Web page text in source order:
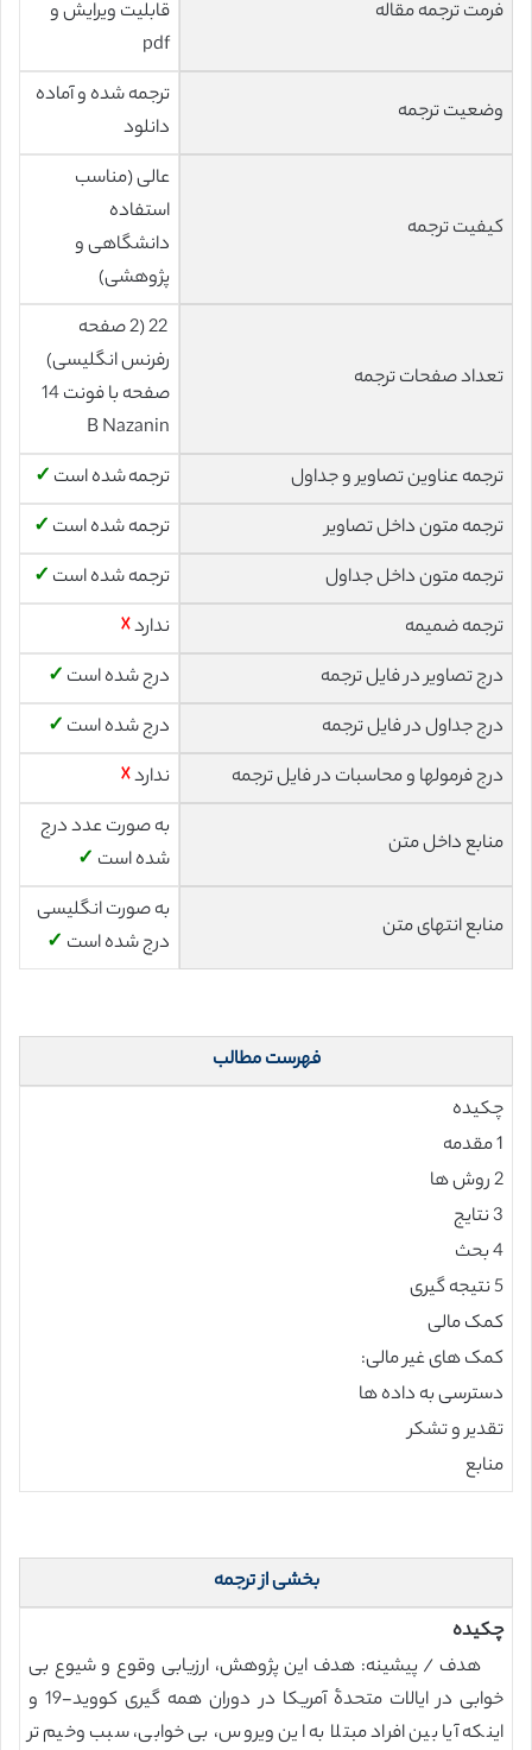
فرمت ترجمه مقاله
قابلیت ویرایش و
pdf
وضعیت ترجمه
ترجمه شده و آماده
دانلود
کیفیت ترجمه
عالی (مناسب
استفاده
دانشگاهی و
پژوهشی)
تعداد صفحات ترجمه
22 (2 صفحه
رفرنس انگلیسی)
صفحه با فونت 14
B Nazanin
ترجمه عناوین تصاویر و جداول
ترجمه شده است ✓
ترجمه متون داخل تصاویر
ترجمه شده است ✓
ترجمه متون داخل جداول
ترجمه شده است ✓
ترجمه ضمیمه
ندارد☓
درج تصاویر در فایل ترجمه
درج شده است ✓
درج جداول در فایل ترجمه
درج شده است ✓
درج فرمولها و محاسبات در فایل ترجمه
ندارد☓
منابع داخل متن
به صورت عدد درج
شده است ✓
منابع انتهای متن
به صورت انگلیسی
درج شده است ✓
فهرست مطالب
چکیده
1 مقدمه
2 روش ها
3 نتایج
4 بحث
5 نتیجه گیری
کمک مالی
کمک های غیر مالی:
دسترسی به داده ها
تقدیر و تشکر
منابع
بخشی از ترجمه
چکیده
هدف / پیشینه: هدف این پژوهش، ارزیابی وقوع و شیوع بی
خوابی در ایالات متحدۀ آمریکا در دوران همه گیری کووید-19 و
اینکه آیا بین افراد مبتلا به این ویروس، بی خوابی، سبب وخیم تر